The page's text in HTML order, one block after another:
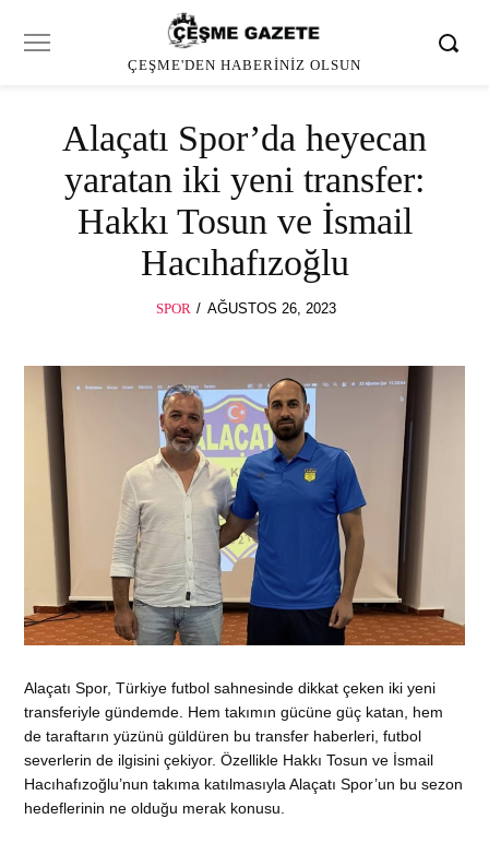
ÇEŞME'DEN HABERINIZ OLSUN
Alaçatı Spor’da heyecan
yaratan iki yeni transfer:
Hakkı Tosun ve İsmail
Hacıhafızoğlu
SPOR
POSTED
AĞUSTOS 26, 2023AĞUSTOS
Alaçatı Spor, Türkiye futbol sahnesinde dikkat çeken iki yeni
transferiyle gündemde. Hem takımın gücüne güç katan, hem
de taraftarın yüzünü güldüren bu transfer haberleri, futbol
severlerin de ilgisini çekiyor. Özellikle Hakkı Tosun ve İsmail
Hacıhafızoğlu’nun takıma katılmasıyla Alaçatı Spor’un bu sezon
hedeflerinin ne olduğu merak konusu.